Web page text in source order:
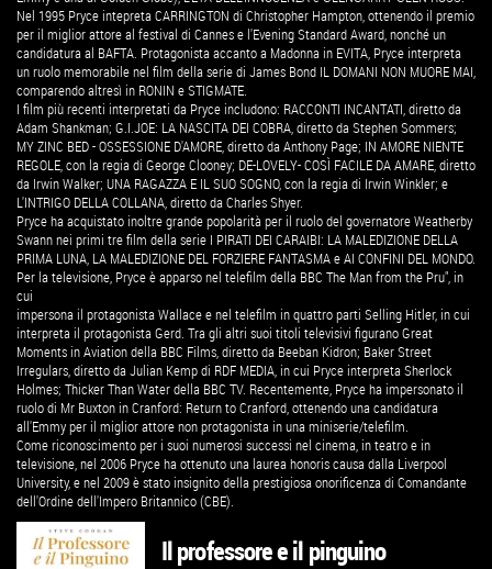
Nel 1995 Pryce intepreta CARRINGTON di Christopher Hampton, ottenendo il premio
per il miglior attore al festival di Cannes e l'Evening Standard Award, nonché un
candidatura al BAFTA. Protagonista accanto a Madonna in EVITA, Pryce interpreta
un ruolo memorabile nel film della serie di James Bond IL DOMANI NON MUORE MAI,
comparendo altresì in RONIN e STIGMATE.
I film più recenti interpretati da Pryce includono: RACCONTI INCANTATI, diretto da
Adam Shankman; G.I.JOE: LA NASCITA DEI COBRA, diretto da Stephen Sommers;
MY ZINC BED - OSSESSIONE D'AMORE, diretto da Anthony Page; IN AMORE NIENTE
REGOLE, con la regia di George Clooney; DE-LOVELY- COSÌ FACILE DA AMARE, diretto
da Irwin Walker; UNA RAGAZZA E IL SUO SOGNO, con la regia di Irwin Winkler; e
L'INTRIGO DELLA COLLANA, diretto da Charles Shyer.
Pryce ha acquistato inoltre grande popolarità per il ruolo del governatore Weatherby
Swann nei primi tre film della serie I PIRATI DEI CARAIBI: LA MALEDIZIONE DELLA
PRIMA LUNA, LA MALEDIZIONE DEL FORZIERE FANTASMA e AI CONFINI DEL MONDO.
Per la televisione, Pryce è apparso nel telefilm della BBC The Man from the Pru", in
cui
impersona il protagonista Wallace e nel telefilm in quattro parti Selling Hitler, in cui
interpreta il protagonista Gerd. Tra gli altri suoi titoli televisivi figurano Great
Moments in Aviation della BBC Films, diretto da Beeban Kidron; Baker Street
Irregulars, diretto da Julian Kemp di RDF MEDIA, in cui Pryce interpreta Sherlock
Holmes; Thicker Than Water della BBC TV. Recentemente, Pryce ha impersonato il
ruolo di Mr Buxton in Cranford: Return to Cranford, ottenendo una candidatura
all'Emmy per il miglior attore non protagonista in una miniserie/telefilm.
Come riconoscimento per i suoi numerosi successi nel cinema, in teatro e in
televisione, nel 2006 Pryce ha ottenuto una laurea honoris causa dalla Liverpool
University, e nel 2009 è stato insignito della prestigiosa onorificenza di Comandante
dell'Ordine dell'Impero Britannico (CBE).
Il professore e il pinguino